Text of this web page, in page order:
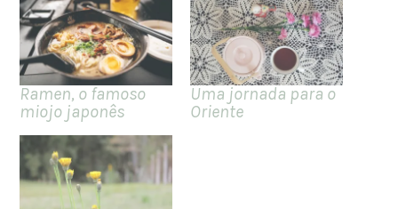
Ramen, o famoso
miojo japonês
Uma jornada para o
Oriente